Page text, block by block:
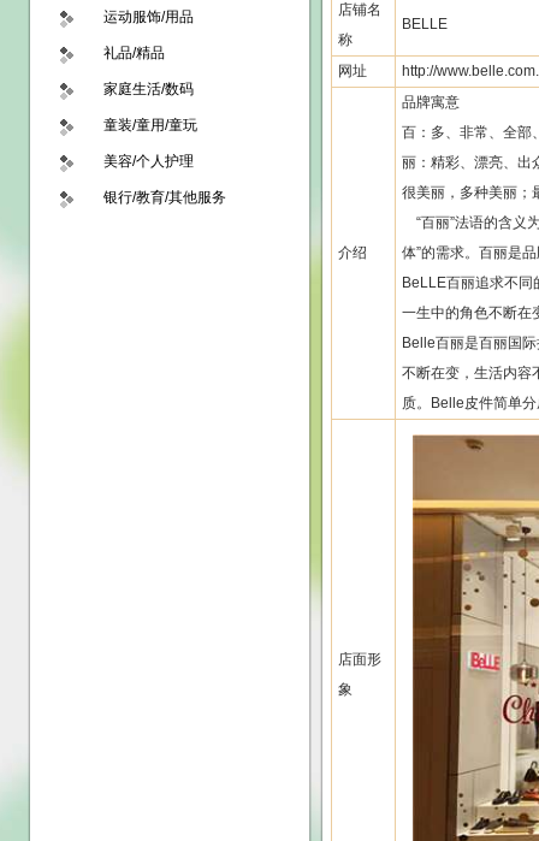
运动服饰/用品
礼品/精品
家庭生活/数码
童装/童用/童玩
美容/个人护理
银行/教育/其他服务
店铺名
称
BELLE
网址 http://
介绍
品牌寓意
百：多、非常、全部
丽：精彩、漂亮、出
很美丽，多种美丽；
“百丽”法语的含义
体”的需求。百丽是
BeLLE百丽追求不
一生中的角色不断在
Belle百丽是百丽国
不断在变，生活内容
质。Belle皮件简单
店面形
象